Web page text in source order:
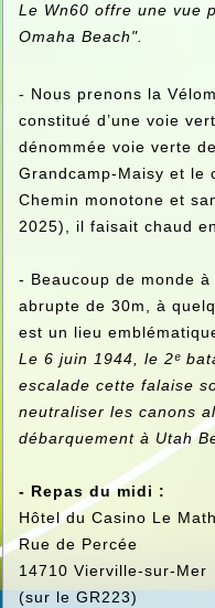
Le Wn60 offre une vue
Omaha Beach".
- Nous prenons la
constitué d’une voie
dénommée voie verte
Grandcamp-Maisy et le
Chemin monotone et
2025), il faisait chaud
- Beaucoup de monde
abrupte de 30m, à
est un lieu
Le 6 juin 1944, le 2ᵉ
escalade cette falaise
neutraliser les canons
débarquement à Utah
- Repas du midi :
Hôtel du Casino Le
Rue de Percée
14710 Vierville-sur-Mer
(sur le GR223)